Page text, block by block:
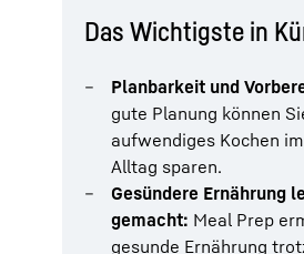
Das Wichtigste in
Planbarkeit und
gute Planung können
aufwendiges Kochen
Alltag sparen.
Gesündere Ernährung
gemacht: Meal Prep
gesunde Ernährung